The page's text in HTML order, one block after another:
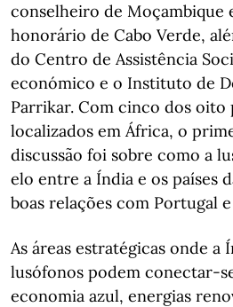
conselheiro de Moçambique
honorário de Cabo Verde,
do Centro de Assistência
económico e o Instituto de
Parrikar. Com cinco dos oito
localizados em África, o
discussão foi sobre como a
elo entre a Índia e os países
boas relações com Portugal
As áreas estratégicas onde a
lusófonos podem conectar-
economia azul, energias